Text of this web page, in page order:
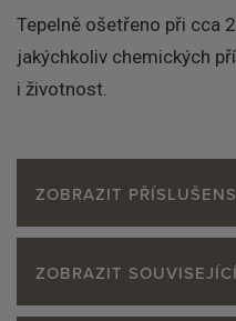
Tepelně ošetřeno při cca
jakýchkoliv chemických
i životnost.
ZOBRAZIT
ZOBRAZIT